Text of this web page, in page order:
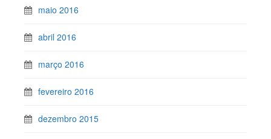
maio 2016
abril 2016
março 2016
fevereiro 2016
dezembro 2015